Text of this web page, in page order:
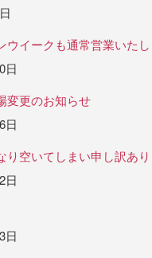
ウイークも通常営業いた
日
変更のお知らせ
日
り空いてしまい申し訳あ
日
日